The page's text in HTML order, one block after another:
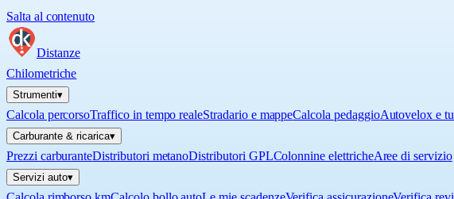
Salta al contenuto
Distanze
Chilometriche
Strumenti▾
Calcola percorsoTraffico in tempo realeStradario e mappeCalcola pedaggioAutovelox e
Carburante & ricarica▾
Prezzi carburanteDistributori metanoDistributori GPLColonnine elettricheAree di servizio
Servizi auto▾